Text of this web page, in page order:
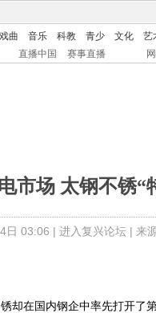
戏曲 音乐 科教 青少 文化 艺
直播中国 赛事直播
市场 太钢不锈“
日 03:06 | 进入复兴论坛| 来
在国内钢企中率先打开了